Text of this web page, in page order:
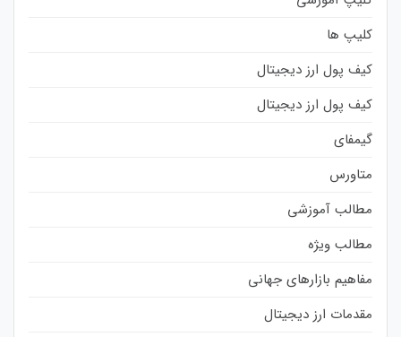
کلیپ ها
کیف پول ارز دیجیتال
کیف پول ارز دیجیتال
گیمفای
متاورس
مطالب آموزشی
مطالب ویژه
مفاهیم بازارهای جهانی
مقدمات ارز دیجیتال